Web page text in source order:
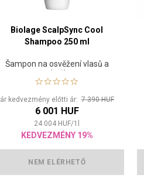
Biolage ScalpSync Cool
Shampoo 250 ml
Šampon na osvěžení vlasů a
pokožky
ár kedvezmény előtti ár:7 390 HUF
6 001 HUF
24 004 HUF/1
KEDVEZMÉNY 19%
NEM ELÉRHETŐ